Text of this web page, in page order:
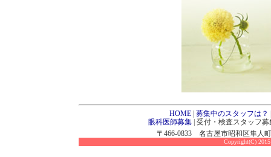
HOME 募集中のスタッフは？
眼科医師募集| 受付・検査スタッフ
〒466-0833 名古屋市昭和区隼人
Copyright(C)